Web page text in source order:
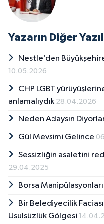
Yazarın Diğer
Nestle’den
10.05.2026
CHP LGBT
anlamalıydık 28.04.2026
Neden Adaysın
Gül Mevsimi Gelince
Sessizliğin asaletini
29.04.2025
Borsa
Bir Belediyecilik
Usulsüzlük Gölgesi